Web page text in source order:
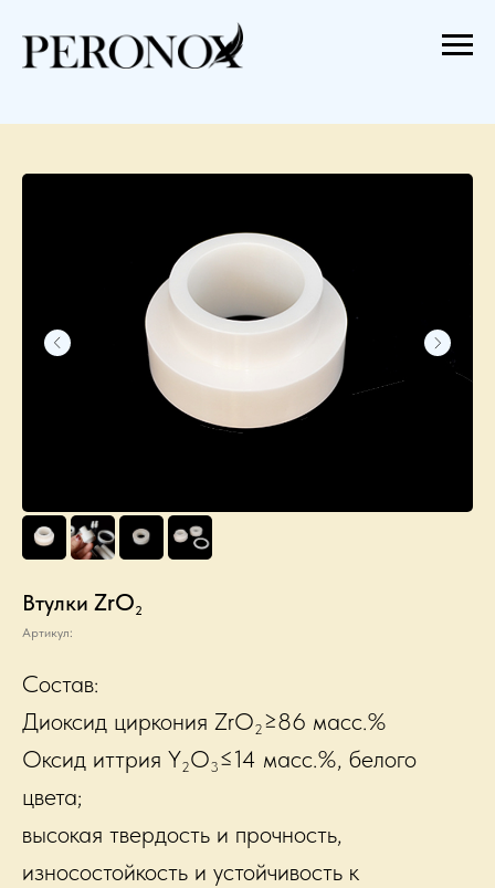
Втулки ZrO2
Артикул:
Состав:
Диоксид циркония ZrO2≥86 масс.%
Оксид иттрия Y2O3≤14 масс.%, белого
цвета;
высокая твердость и прочность,
износостойкость и устойчивость к